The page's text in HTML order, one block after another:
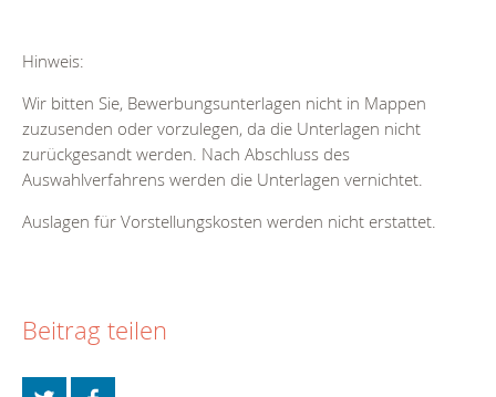
Hinweis:
Wir bitten Sie, Bewerbungsunterlagen nicht in Mappen
zuzusenden oder vorzulegen, da die Unterlagen nicht
zurückgesandt werden. Nach Abschluss des
Auswahlverfahrens werden die Unterlagen vernichtet.
Auslagen für Vorstellungskosten werden nicht erstattet.
Beitrag teilen